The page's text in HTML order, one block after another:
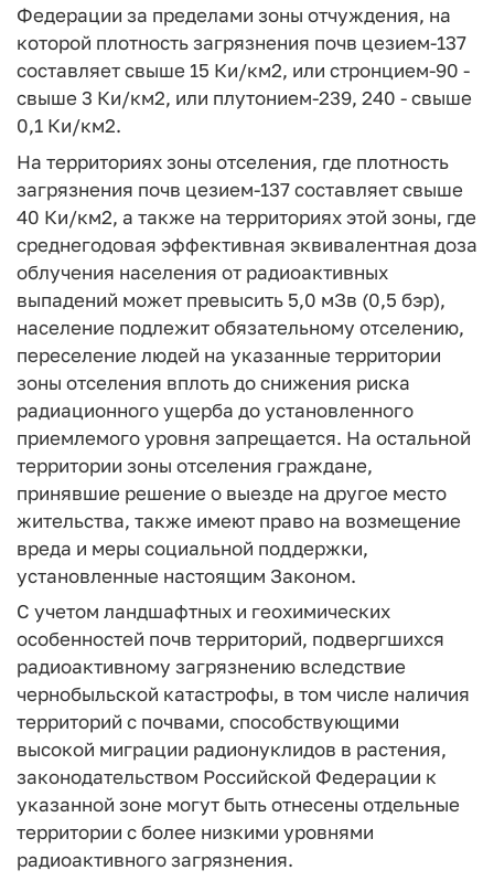
Федерации за пределами зоны отчуждения, на
которой плотность загрязнения почв цезием-137
составляет свыше 15 Ки/км2, или стронцием-90 -
свыше 3 Ки/км2, или плутонием-239, 240 - свыше
0,1 Ки/км2.
На территориях зоны отселения, где плотность
загрязнения почв цезием-137 составляет свыше
40 Ки/км2, а также на территориях этой зоны, где
среднегодовая эффективная эквивалентная доза
облучения населения от радиоактивных
выпадений может превысить 5,0 мЗв (0,5 бэр),
население подлежит обязательному отселению,
переселение людей на указанные территории
зоны отселения вплоть до снижения риска
радиационного ущерба до установленного
приемлемого уровня запрещается. На остальной
территории зоны отселения граждане,
принявшие решение о выезде на другое место
жительства, также имеют право на возмещение
вреда и меры социальной поддержки,
установленные настоящим Законом.
С учетом ландшафтных и геохимических
особенностей почв территорий, подвергшихся
радиоактивному загрязнению вследствие
чернобыльской катастрофы, в том числе наличия
территорий с почвами, способствующими
высокой миграции радионуклидов в растения,
законодательством Российской Федерации к
указанной зоне могут быть отнесены отдельные
территории с более низкими уровнями
радиоактивного загрязнения.